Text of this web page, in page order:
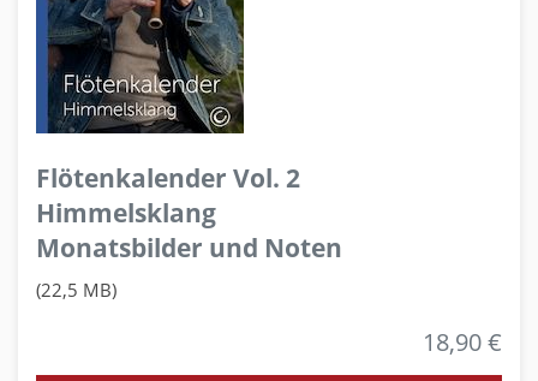
Flötenkalender Vol. 2
Himmelsklang
Monatsbilder und Noten
(22,5 MB)
18,90 €